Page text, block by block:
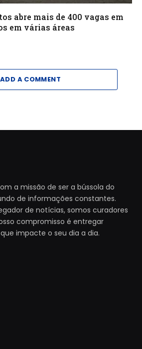
abre mais de 400 vagas em
em várias áreas
ADD A COMMENT
a missão de ser a bússola do
de informações constantes.
de notícias, somos curadores
compromisso é entregar
impacte o seu dia a dia.